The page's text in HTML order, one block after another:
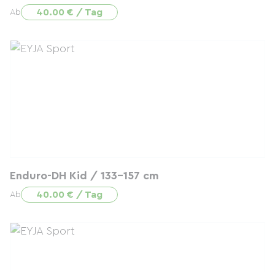
Ab 40.00 € / Tag
Enduro-DH Kid / 133-157 cm
Ab 40.00 € / Tag